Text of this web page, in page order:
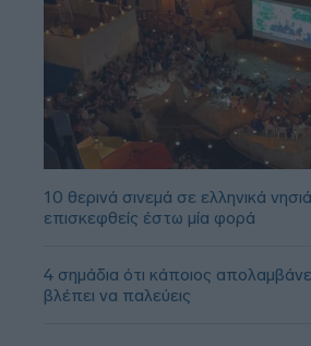
10 θερινά σινεμά σε ελληνικά
επισκεφθείς έστω μία φορά
4 σημάδια ότι κάποιος
βλέπει να παλεύεις